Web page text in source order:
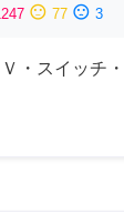
sentiment_neutral 77 sentiment_dissatisfied 3
・スイッチ